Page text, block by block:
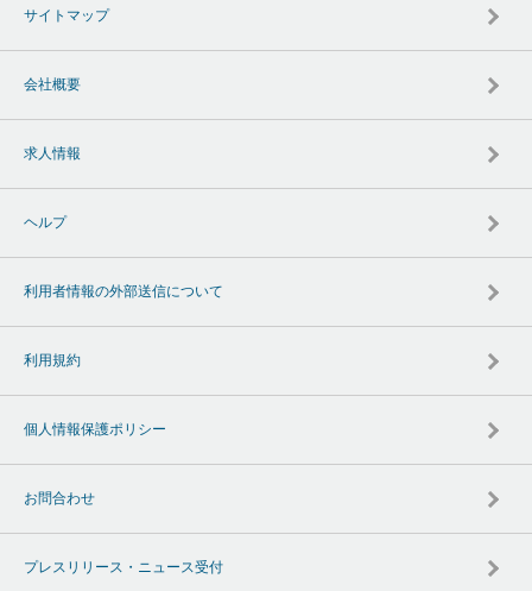
サイトマップ
会社概要
求人情報
ヘルプ
利用者情報の外部送信について
利用規約
個人情報保護ポリシー
お問合わせ
プレスリリース・ニュース受付